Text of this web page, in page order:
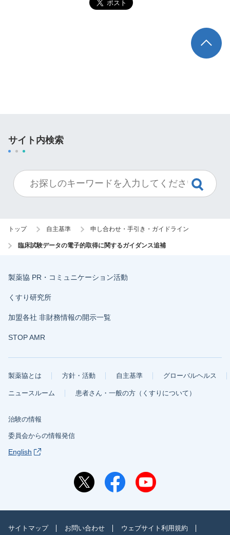
TOP
サイト内検索
トップ 自主基準 申し合わせ・手引き・ガイドライン
臨床試験データの電子的取得に関するガイダンス追補
製薬協 PR・コミュニケーション活動
くすり研究所
加盟各社 非財務情報の開示一覧
STOP AMR
製薬協とは 方針・活動 自主基準 グローバルヘルス
ニュースルーム 患者さん・一般の方（くすりについて）
治験の情報
委員会からの情報発信
English
サイトマップ お問い合わせ ウェブサイト利用規約